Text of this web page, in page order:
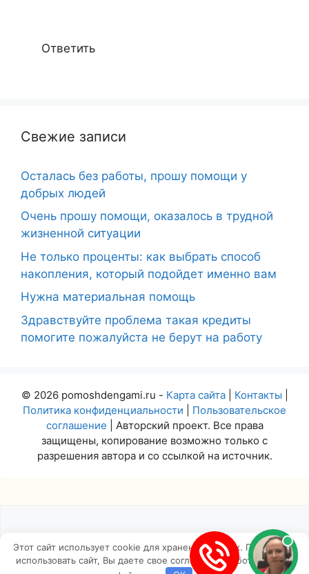
Ответить
Свежие записи
Осталась без работы, прошу помощи у
добрых людей
Очень прошу помощи, оказалось в трудной
жизненной ситуации
Не только проценты: как выбрать способ
накопления, который подойдет именно вам
Нужна материальная помощь
Здравствуйте проблема такая кредиты
помогите пожалуйста не берут на работу
© 2026 pomoshdengami.ru - Карта сайта| Контакты
Политика конфиденциальности
Пользовательское
соглашение | Авторский проект. Все права
защищены, копирование возможно только с
разрешения автора и со ссылкой на источник.
Этот сайт использует cookie для хранения данных. Продолжая
использовать сайт, Вы даете свое согласие на работу с этими